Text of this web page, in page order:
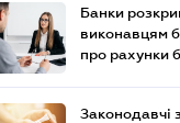
Банки
виконавцям
про рахунки
Законодавчі